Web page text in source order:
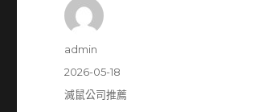
作
admin
發
佈
2026-05-18
分
滅鼠公司推薦